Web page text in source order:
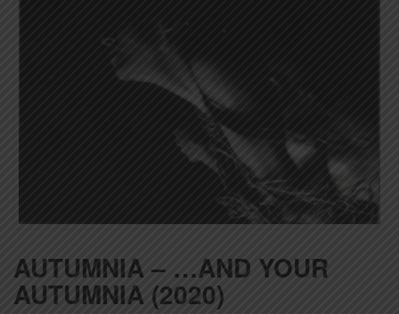
AUTUMNIA – …AND YOUR
AUTUMNIA (2020)